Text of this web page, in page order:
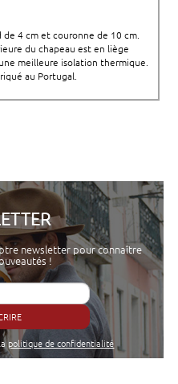
4 cm et couronne de 10 cm.
du chapeau est en liège
meilleure isolation thermique.
au Portugal.
newsletter pour connaître
!
politique de confidentialité